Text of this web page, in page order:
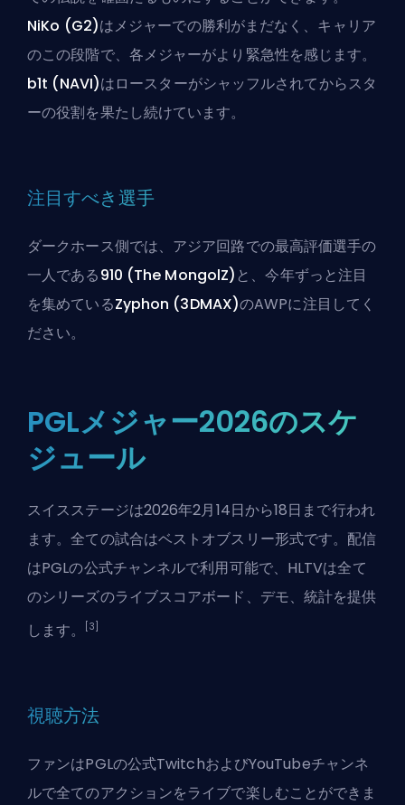
NiKo (G2)はメジャーでの勝利がまだなく、キャリア
のこの段階で、各メジャーがより緊急性を感じます。
b1t (NAVI)はロースターがシャッフルされてからスタ
ーの役割を果たし続けています。
注目すべき選手
ダークホース側では、アジア回路での最高評価選手の
一人である910 (The MongolZ) と、今年ずっと注目
を集めているZyphon (3DMAX)のAWPに注目してく
ださい。
PGLメジャー2026のスケ
ジュール
スイスステージは2026年2月14日から18日まで行われ
ます。全ての試合はベストオブスリー形式です。配信
はPGLの公式チャンネルで利用可能で、HLTVは全て
のシリーズのライブスコアボード、デモ、統計を提供
します。
[3]
視聴方法
ファンはPGLの公式TwitchおよびYouTubeチャンネ
ルで全てのアクションをライブで楽しむことができま